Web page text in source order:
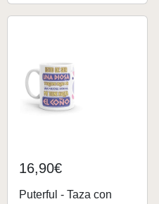
Idea de regalo mujer
16,90€
Puterful - Taza con